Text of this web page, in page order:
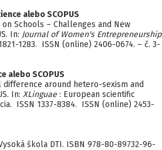
alebo SCOPUS
on Schools – Challenges and New
In: Journal of Women's Entrepreneurship
1283. ISSN (online) 2406-0674. – č. 3-
alebo SCOPUS
difference around hetero-sexism and
In: XLinguae: European scientific
ISSN 1337-8384. ISSN (online) 2453-
škola DTI. ISBN 978-80-89732-96-